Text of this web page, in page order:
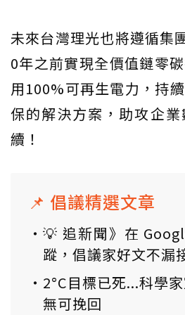
未來台灣理光也將遵循集
0年之前實現全價值鏈零
用100%可再生電力，持
保的解決方案，助攻企
續！
📌 倡議精選文章
💡 追新聞》在
蹤，倡議家好文不漏
2°C目標已死...科學
無可挽回